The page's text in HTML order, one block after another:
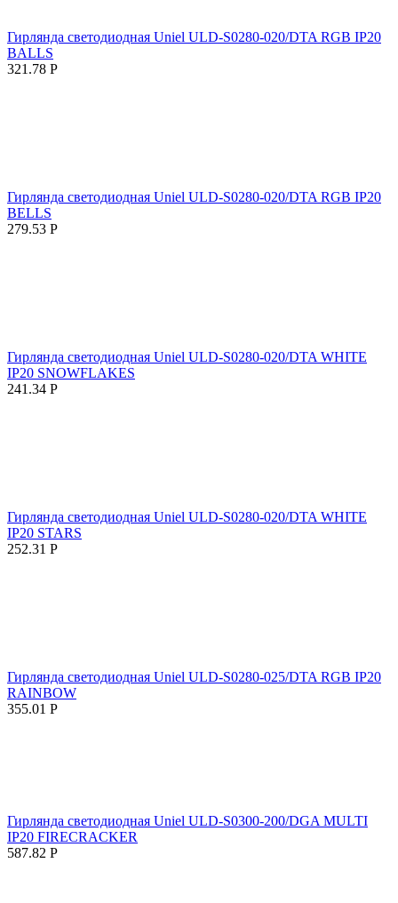
Гирлянда светодиодная Uniel ULD-S0280-020/DTA RGB IP20
BALLS
321.78 Р
Гирлянда светодиодная Uniel ULD-S0280-020/DTA RGB IP20
BELLS
279.53 Р
Гирлянда светодиодная Uniel ULD-S0280-020/DTA WHITE
IP20 SNOWFLAKES
241.34 Р
Гирлянда светодиодная Uniel ULD-S0280-020/DTA WHITE
IP20 STARS
252.31 Р
Гирлянда светодиодная Uniel ULD-S0280-025/DTA RGB IP20
RAINBOW
355.01 Р
Гирлянда светодиодная Uniel ULD-S0300-200/DGA MULTI
IP20 FIRECRACKER
587.82 Р